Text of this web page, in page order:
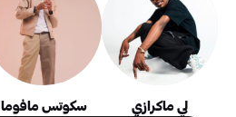
لي ماكرازي سكوتس مافوما